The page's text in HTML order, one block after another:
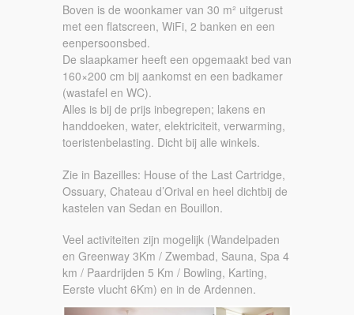
Boven is de woonkamer van 30 m² uitgerust
met een flatscreen, WiFi, 2 banken en een
eenpersoonsbed.
De slaapkamer heeft een opgemaakt bed van
160×200 cm bij aankomst en een badkamer
(wastafel en WC).
Alles is bij de prijs inbegrepen; lakens en
handdoeken, water, elektriciteit, verwarming,
toeristenbelasting. Dicht bij alle winkels.
Zie in Bazeilles: House of the Last Cartridge,
Ossuary, Chateau d’Orival en heel dichtbij de
kastelen van Sedan en Bouillon.
Veel activiteiten zijn mogelijk (Wandelpaden
en Greenway 3Km / Zwembad, Sauna, Spa 4
km / Paardrijden 5 Km / Bowling, Karting,
Eerste vlucht 6Km) en in de Ardennen.